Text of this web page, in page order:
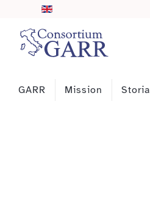
Skip to main content
GARR Mission